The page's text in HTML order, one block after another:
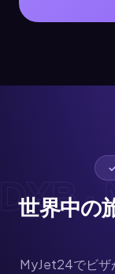
·
世界中の
MyJet24でビザ